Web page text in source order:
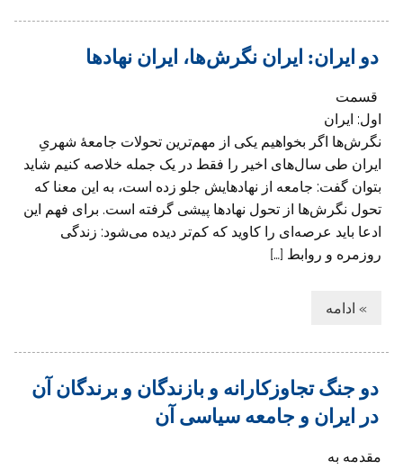
دو ایران: ایران نگرش‌ها، ایران نهادها
قسمت
اول: ایران
نگرش‌ها اگر بخواهیم یکی از مهم‌ترین تحولات جامعۀ شهریِ
ایران طی سال‌های اخیر را فقط در یک جمله خلاصه کنیم شاید
بتوان گفت: جامعه از نهادهایش جلو زده است، به این معنا که
تحول نگرش‌ها از تحول نهادها پیشی گرفته است. برای فهم این
ادعا باید عرصه‌ای را کاوید که کم‌تر دیده می‌شود: زندگی
روزمره و روابط […]
» ادامه
دو جنگ تجاوزکارانه و بازندگان و برندگان آن
در ایران و جامعه سیاسی آن
مقدمه به